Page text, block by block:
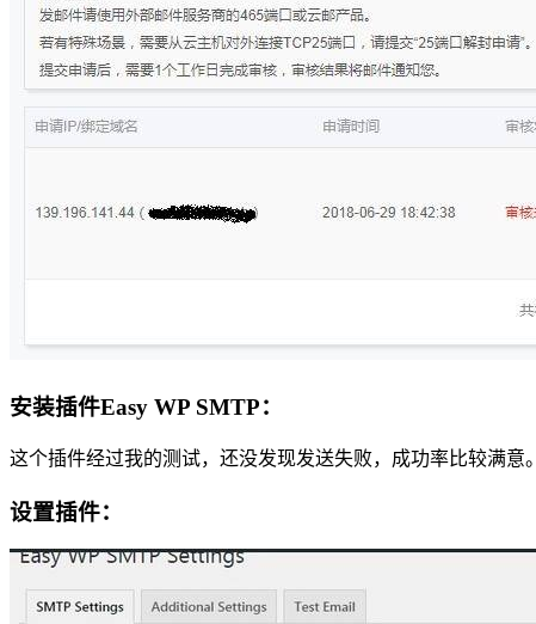
安装插件Easy WP SMTP：
这个插件经过我的测试，还没发现发送失败，成功率比较满意。
设置插件：